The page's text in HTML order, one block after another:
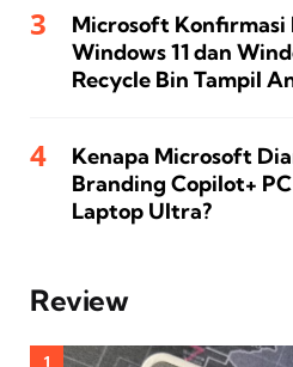
Microsoft Konfirmasi
Windows 11 dan
Recycle Bin Tampil
Kenapa Microsoft
Branding Copilot+
Laptop Ultra?
Review